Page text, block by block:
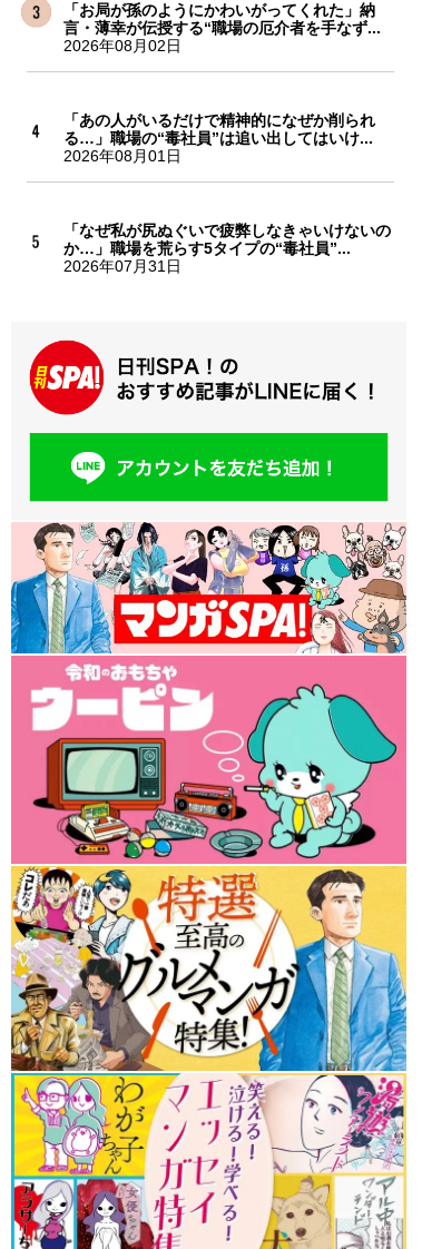
「お局が孫のようにかわいがってくれた」納
言・薄幸が伝授する“職場の厄介者を手なず...
2026年08月02日
「あの人がいるだけで精神的になぜか削られ
る…」職場の“毒社員”は追い出してはいけ...
2026年08月01日
「なぜ私が尻ぬぐいで疲弊しなきゃいけないの
か…」職場を荒らす5タイプの“毒社員”...
2026年07月31日